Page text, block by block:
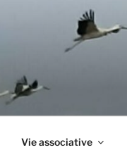
Vie associative